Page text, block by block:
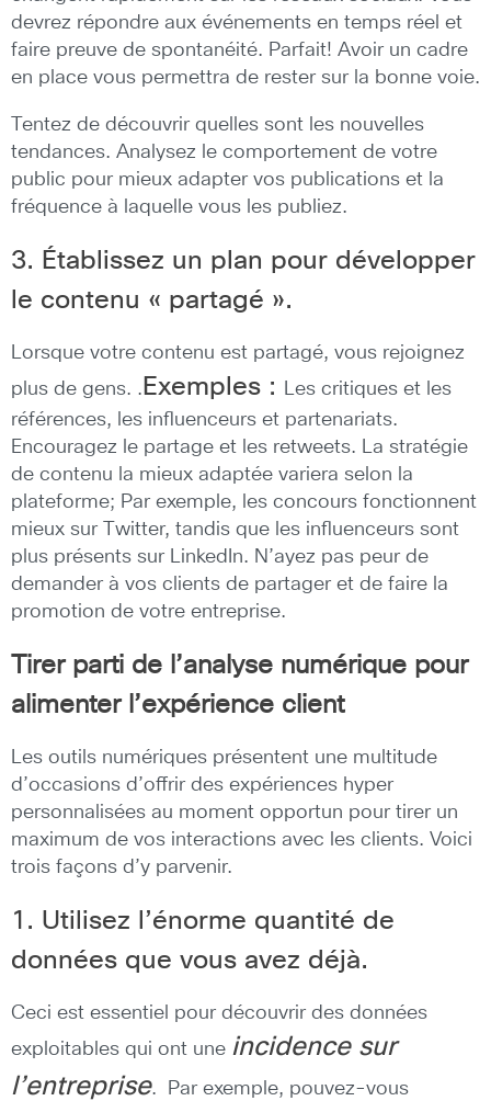
devrez répondre aux événements en temps réel et
faire preuve de spontanéité. Parfait! Avoir un cadre
en place vous permettra de rester sur la bonne voie.
Tentez de découvrir quelles sont les nouvelles
tendances. Analysez le comportement de votre
public pour mieux adapter vos publications et la
fréquence à laquelle vous les publiez.
3. Établissez un plan pour développer
le contenu « partagé ».
Lorsque votre contenu est partagé, vous rejoignez
plus de gens. . Exemples :
Les critiques et les
références, les influenceurs et partenariats.
Encouragez le partage et les retweets. La stratégie
de contenu la mieux adaptée variera selon la
plateforme; Par exemple, les concours fonctionnent
mieux sur Twitter, tandis que les influenceurs sont
plus présents sur LinkedIn. N’ayez pas peur de
demander à vos clients de partager et de faire la
promotion de votre entreprise.
Tirer parti de l’analyse numérique pour
alimenter l’expérience client
Les outils numériques présentent une multitude
d’occasions d’offrir des expériences hyper
personnalisées au moment opportun pour tirer un
maximum de vos interactions avec les clients. Voici
trois façons d’y parvenir.
1. Utilisez l’énorme quantité de
données que vous avez déjà.
Ceci est essentiel pour découvrir des données
exploitables qui ont une incidence sur
l’entreprise. Par exemple, pouvez-vous